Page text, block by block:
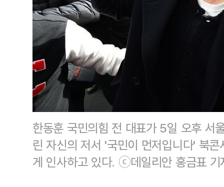
한동훈 국민의힘 전 대표가 5일 오후 서
린 자신의 저서 '국민이 먼저입니다' 북
게 인사하고 있다. ⓒ데일리안 홍금표 기